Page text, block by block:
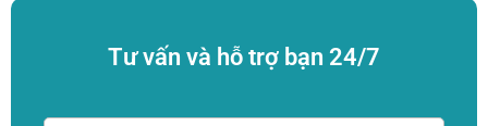
Tư vấn và hỗ trợ bạn 24/7